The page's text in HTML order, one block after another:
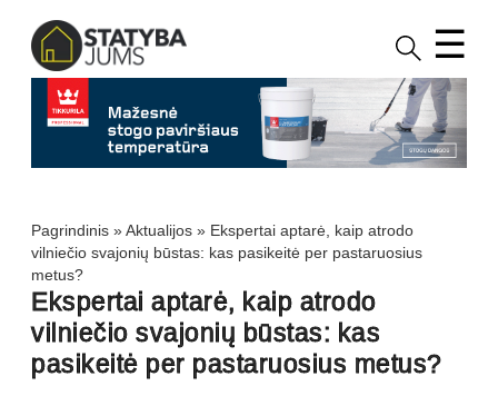
☰
Pagrindinis »Aktualijos » Ekspertai aptarė, kaip atrodo
vilniečio svajonių būstas: kas pasikeitė per pastaruosius
metus?
Ekspertai aptarė, kaip atrodo
vilniečio svajonių būstas: kas
pasikeitė per pastaruosius metus?